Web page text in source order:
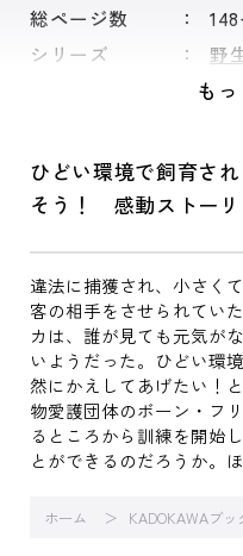
総ページ数
シリーズ
野
も
ひどい環境で飼育さ
そう！ 感動ストーリ
違法に捕獲され、小さく
客の相手をさせられてい
カは、誰が見ても元気が
いようだった。ひどい環
然にかえしてあげたい！
物愛護団体のボーン・フ
るところから訓練を開始
とができるのだろうか。
ホーム KADOKAWAブッ